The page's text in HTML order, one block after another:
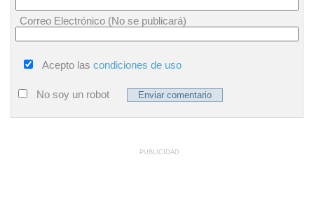
Correo Electrónico (No se publicará)
Acepto las condiciones de uso
No soy un robot
PUBLICIDAD